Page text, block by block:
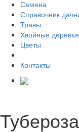
Семена
Справочник
Травы
Хвойные деревья
Цветы
Контакты